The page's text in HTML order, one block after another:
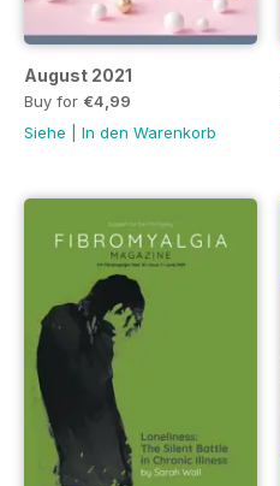
August 2021
Buy for €4,99
Siehe
In den Warenkorb